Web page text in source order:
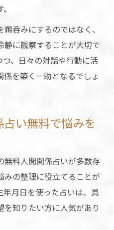
占いが与える安心感
係が好転するきっかけ
もたらす新しい出会い
予測する関係の変化
いで見直す関係性
トで現状を客観視する
関係が示す改善ポイン
心理現象と対処のヒン
呑みにするのではなく、
に観察することが大切で
、日々の対話や行動に活
を築く一助となるでしょ
い無料で悩みを
無料人間関係占いが多数存
の整理に役立てることが
月日を使った占いは、具
知りたい方に人気があり